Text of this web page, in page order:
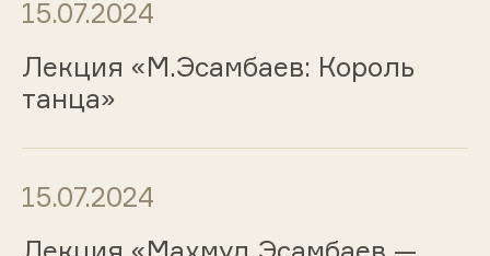
15.07.2024
Лекция «М.Эсамбаев: Король
танца»
15.07.2024